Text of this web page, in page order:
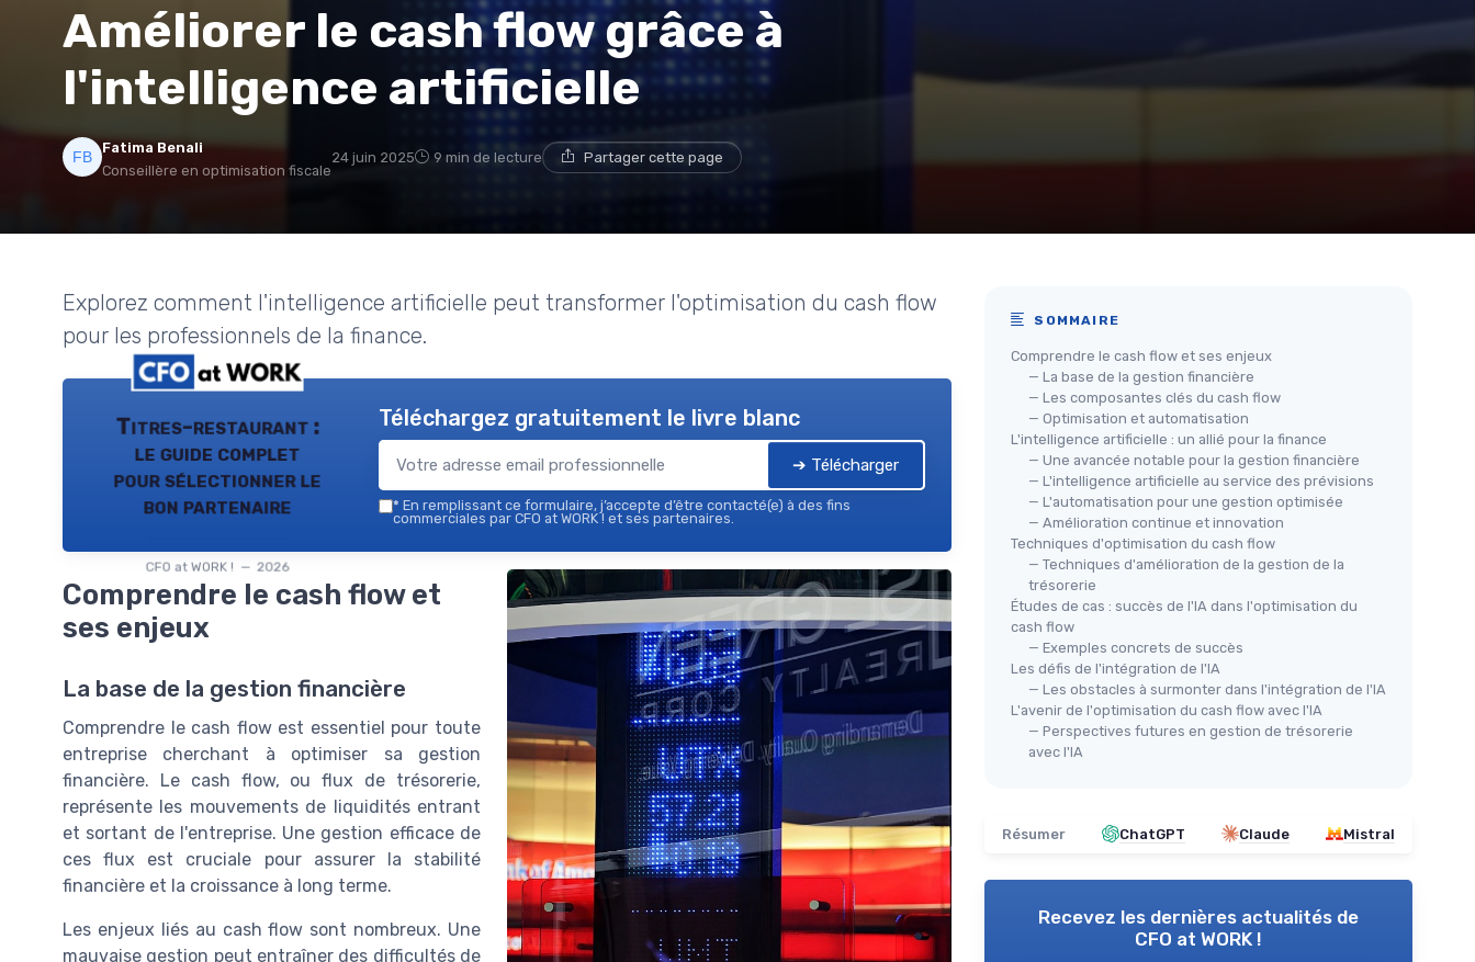
Améliorer le cash flow grâce à
l'intelligence artificielle
Fatima Benali
Conseillère en optimisation fiscale
24 juin 2025 9 min de lecture Partager cette page
Explorez comment l'intelligence artificielle peut transformer l'optimisation du cash flow
pour les professionnels de la finance.
Titres-restaurant :
le guide complet
pour sélectionner le
bon partenaire
CFO at WORK ! — 2026
Téléchargez gratuitement le livre blanc
➔ Télécharger
* En remplissant ce formulaire, j’accepte d’être contacté(e) à des fins
commerciales par CFO at WORK ! et ses partenaires.
Comprendre le cash flow et
ses enjeux
La base de la gestion financière
Comprendre le cash flow est essentiel pour toute
entreprise cherchant à optimiser sa gestion
financière. Le cash flow, ou flux de trésorerie,
représente les mouvements de liquidités entrant
et sortant de l'entreprise. Une gestion efficace de
ces flux est cruciale pour assurer la stabilité
financière et la croissance à long terme.
Les enjeux liés au cash flow sont nombreux. Une
mauvaise gestion peut entraîner des difficultés de
SOMMAIRE
Comprendre le cash flow et ses enjeux
— La base de la gestion financière
— Les composantes clés du cash flow
— Optimisation et automatisation
L'intelligence artificielle : un allié pour la finance
— Une avancée notable pour la gestion financière
— L'intelligence artificielle au service des prévisions
— L'automatisation pour une gestion optimisée
— Amélioration continue et innovation
Techniques d'optimisation du cash flow
— Techniques d'amélioration de la gestion de la
trésorerie
Études de cas : succès de l'IA dans l'optimisation du
cash flow
— Exemples concrets de succès
Les défis de l'intégration de l'IA
— Les obstacles à surmonter dans l'intégration de l'IA
L'avenir de l'optimisation du cash flow avec l'IA
— Perspectives futures en gestion de trésorerie
avec l'IA
Résumer ChatGPT Claude Mistral
Recevez les dernières actualités de
CFO at WORK !